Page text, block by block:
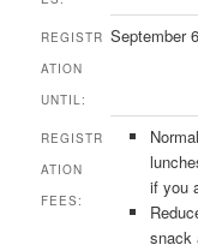
REGISTR
ATION
UNTIL:
September
REGISTR
ATION
FEES:
if you
snack